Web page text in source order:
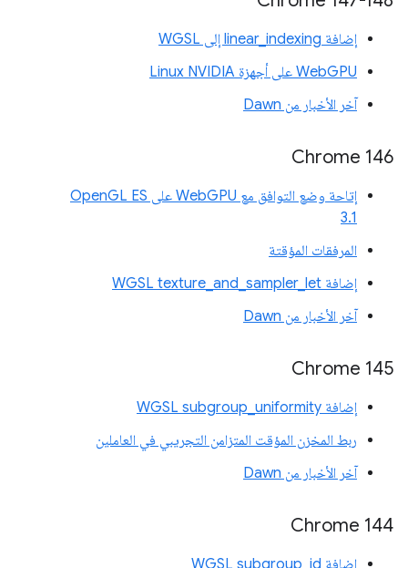
إضافة linear_indexing إلى WGSL
WebGPU على أجهزة Linux NVIDIA
آخر الأخبار من Dawn
‫Chrome 146
إتاحة وضع التوافق مع WebGPU على OpenGL ES
3.1
المرفقات المؤقتة
إضافة WGSL texture_and_sampler_let
آخر الأخبار من Dawn
Chrome 145
إضافة WGSL subgroup_uniformity
ربط المخزن المؤقت المتزامن التجريبي في العاملين
آخر الأخبار من Dawn
‫Chrome 144
إضافة WGSL subgroup_id